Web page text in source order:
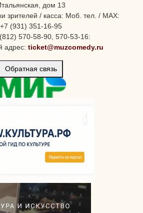
дом 13
зрителей / касса: Моб. тел. / MAX:
+7 (931) 351-16-95
570-58-90, 570-53-16:
адрес: ticket@muzcomedy.ru
Обратная связь